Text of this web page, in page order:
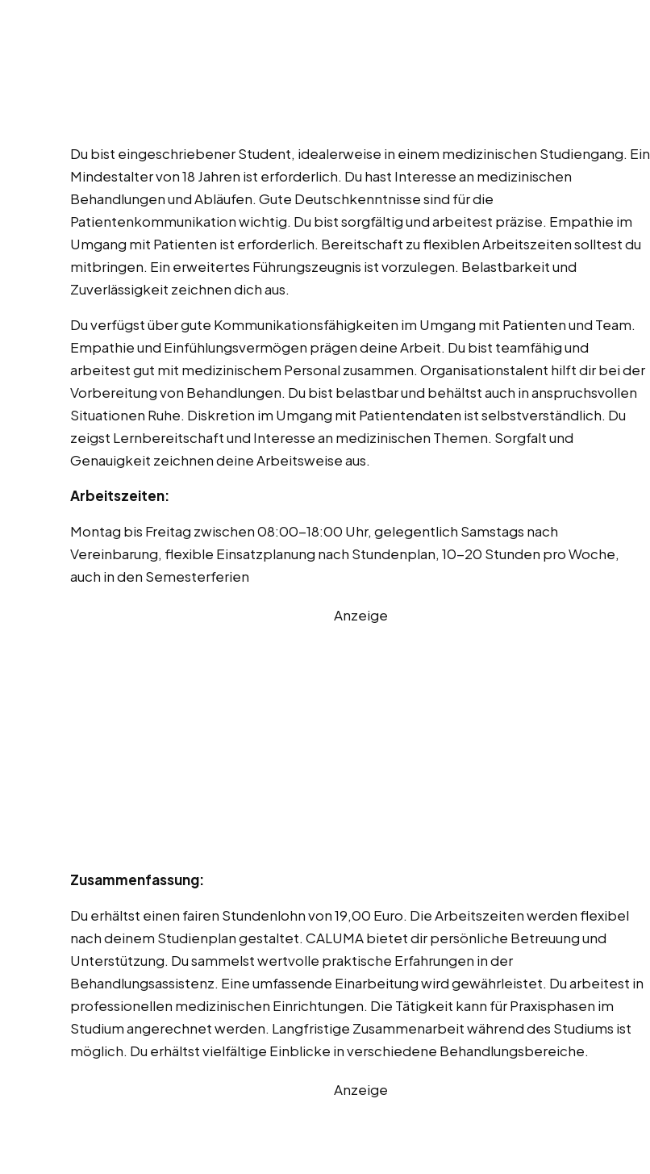
Du bist eingeschriebener Student, idealerweise in einem medizinischen Studiengang. Ein
Mindestalter von 18 Jahren ist erforderlich. Du hast Interesse an medizinischen
Behandlungen und Abläufen. Gute Deutschkenntnisse sind für die
Patientenkommunikation wichtig. Du bist sorgfältig und arbeitest präzise. Empathie im
Umgang mit Patienten ist erforderlich. Bereitschaft zu flexiblen Arbeitszeiten solltest du
mitbringen. Ein erweitertes Führungszeugnis ist vorzulegen. Belastbarkeit und
Zuverlässigkeit zeichnen dich aus.
Du verfügst über gute Kommunikationsfähigkeiten im Umgang mit Patienten und Team.
Empathie und Einfühlungsvermögen prägen deine Arbeit. Du bist teamfähig und
arbeitest gut mit medizinischem Personal zusammen. Organisationstalent hilft dir bei der
Vorbereitung von Behandlungen. Du bist belastbar und behältst auch in anspruchsvollen
Situationen Ruhe. Diskretion im Umgang mit Patientendaten ist selbstverständlich. Du
zeigst Lernbereitschaft und Interesse an medizinischen Themen. Sorgfalt und
Genauigkeit zeichnen deine Arbeitsweise aus.
Arbeitszeiten:
Montag bis Freitag zwischen 08:00-18:00 Uhr, gelegentlich Samstags nach
Vereinbarung, flexible Einsatzplanung nach Stundenplan, 10-20 Stunden pro Woche,
auch in den Semesterferien
Anzeige
Zusammenfassung:
Du erhältst einen fairen Stundenlohn von 19,00 Euro. Die Arbeitszeiten werden flexibel
nach deinem Studienplan gestaltet. CALUMA bietet dir persönliche Betreuung und
Unterstützung. Du sammelst wertvolle praktische Erfahrungen in der
Behandlungsassistenz. Eine umfassende Einarbeitung wird gewährleistet. Du arbeitest in
professionellen medizinischen Einrichtungen. Die Tätigkeit kann für Praxisphasen im
Studium angerechnet werden. Langfristige Zusammenarbeit während des Studiums ist
möglich. Du erhältst vielfältige Einblicke in verschiedene Behandlungsbereiche.
Anzeige